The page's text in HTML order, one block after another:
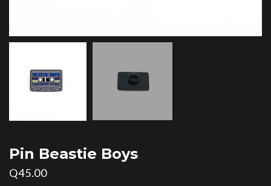
Pin Beastie Boys
Q45.00